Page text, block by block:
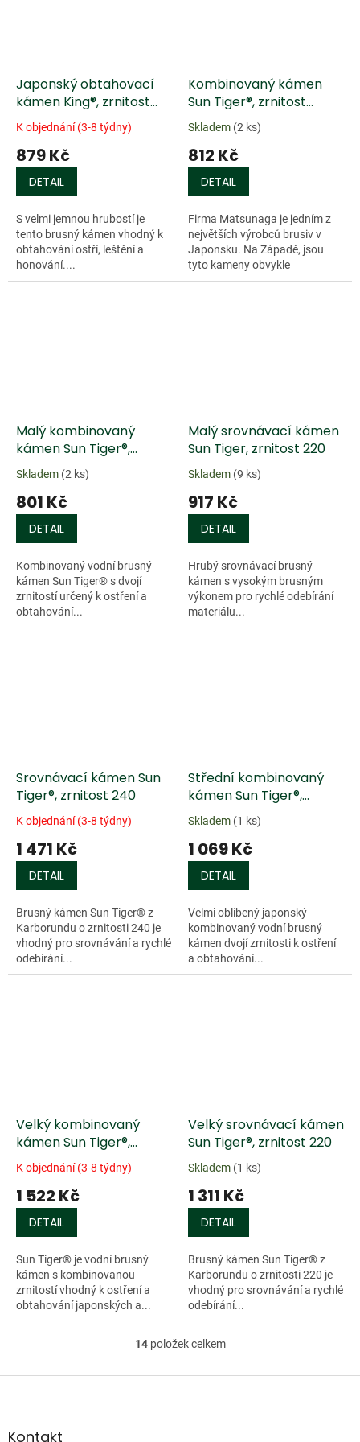
Japonský obtahovací
kámen King®, zrnitost
6000
K objednání (3-8 týdny)
879 Kč
DETAIL
S velmi jemnou hrubostí je
tento brusný kámen vhodný k
obtahování ostří, leštění a
honování....
Kombinovaný kámen
Sun Tiger®, zrnitost
250/1000
Skladem (2 ks)
812 Kč
DETAIL
Firma Matsunaga je jedním z
největších výrobců brusiv v
Japonsku. Na Západě, jsou
tyto kameny obvykle
prodávány pod...
Malý kombinovaný
kámen Sun Tiger®,
zrnitost 1000/6000
Skladem (2 ks)
801 Kč
DETAIL
Kombinovaný vodní brusný
kámen Sun Tiger® s dvojí
zrnitostí určený k ostření a
obtahování...
Malý srovnávací kámen
Sun Tiger, zrnitost 220
Skladem (9 ks)
917 Kč
DETAIL
Hrubý srovnávací brusný
kámen s vysokým brusným
výkonem pro rychlé odebírání
materiálu...
Srovnávací kámen Sun
Tiger®, zrnitost 240
K objednání (3-8 týdny)
1 471 Kč
DETAIL
Brusný kámen Sun Tiger® z
Karborundu o zrnitosti 240 je
vhodný pro srovnávání a rychlé
odebírání...
Střední kombinovaný
kámen Sun Tiger®,
zrnitost 1000/6000
Skladem (1 ks)
1 069 Kč
DETAIL
Velmi oblíbený japonský
kombinovaný vodní brusný
kámen dvojí zrnitosti k ostření
a obtahování...
Velký kombinovaný
kámen Sun Tiger®,
zrnitost 1000/6000
K objednání (3-8 týdny)
1 522 Kč
DETAIL
Sun Tiger® je vodní brusný
kámen s kombinovanou
zrnitostí vhodný k ostření a
obtahování japonských a...
Velký srovnávací kámen
Sun Tiger®, zrnitost 220
Skladem (1 ks)
1 311 Kč
DETAIL
Brusný kámen Sun Tiger® z
Karborundu o zrnitosti 220 je
vhodný pro srovnávání a rychlé
odebírání...
O
l
14položek celkem
Z
aKontakt